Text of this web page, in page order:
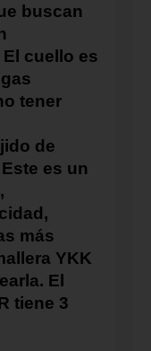
buscan
cuello es
tener
de
es un
más
YKK
El
tiene 3